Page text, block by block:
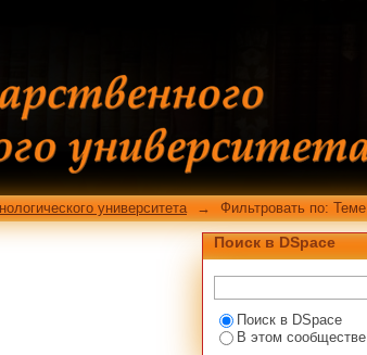
университета → Фильтровать по: Теме
Поиск в DSpace
Поиск в DSpace
В этом сообществе